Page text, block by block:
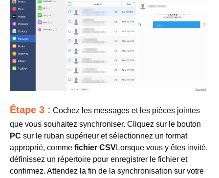
Étape 3 : Cochez les messages et les pièces jointes
que vous souhaitez synchroniser. Cliquez sur le bouton
PC sur le ruban supérieur et sélectionnez un format
approprié, comme fichier CSVLorsque vous y êtes invité,
définissez un répertoire pour enregistrer le fichier et
confirmez. Attendez la fin de la synchronisation sur votre